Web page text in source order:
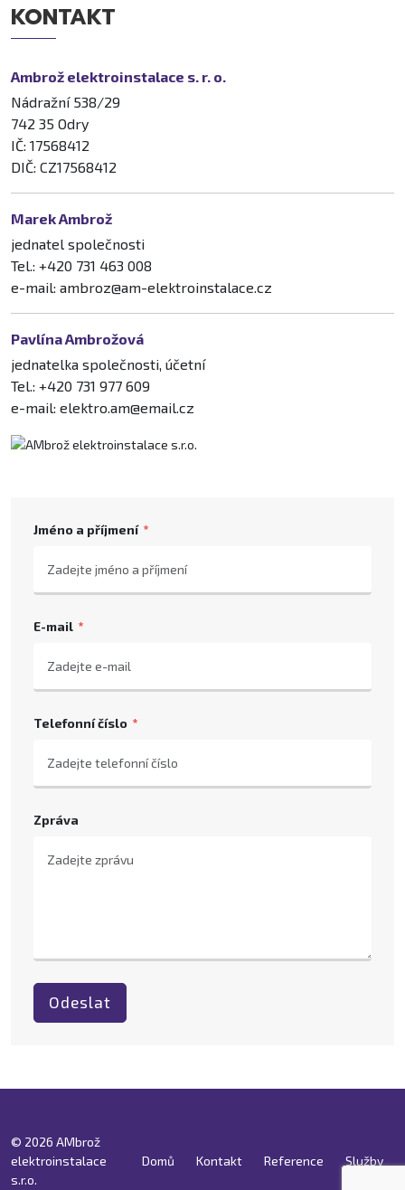
KONTAKT
Ambrož elektroinstalace s. r. o.
Nádražní 538/29
742 35 Odry
IČ: 17568412
DIČ: CZ17568412
Marek Ambrož
jednatel společnosti
Tel.: +420 731 463 008
e-mail: ambroz@am-elektroinstalace.cz
Pavlína Ambrožová
jednatelka společnosti, účetní
Tel.: +420 731 977 609
e-mail: elektro.am@email.cz
Jméno a příjmení
E-mail
Telefonní číslo
Zpráva
Odeslat
© 2026 AMbrož
elektroinstalace
s.r.o.
Domů Kontakt Reference Služby